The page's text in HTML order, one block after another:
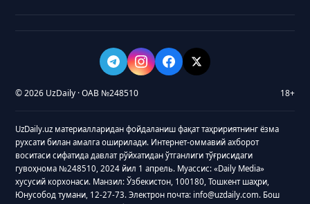
© 2026 UzDaily · ОАВ №248510 18+
UzDaily.uz материалларидан фойдаланиш фақат таҳририятнинг ёзма
рухсати билан амалга оширилади. Интернет-оммавий ахборот
воситаси сифатида давлат рўйхатидан ўтганлиги тўғрисидаги
гувоҳнома №248510, 2024 йил 1 апрель. Муассис: «Daily Media»
хусусий корхонаси. Манзил: Ўзбекистон, 100180, Тошкент шаҳри,
Юнусобод тумани, 12-27-73. Электрон почта: info@uzdaily.com. Бош